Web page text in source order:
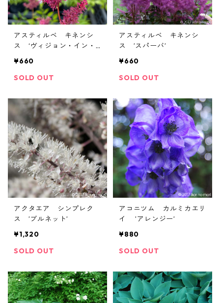
アスティルベ キネンシ
ス ‘ヴィジョン・イン・
¥660
SOLD OUT
アスティルベ キネンシ
ス ’スパーバ’
¥660
SOLD OUT
アクタエア シンプレク
ス ’ブルネット’
¥1,320
SOLD OUT
アコニツム カルミカエリ
イ ’アレンジー’
¥880
SOLD OUT